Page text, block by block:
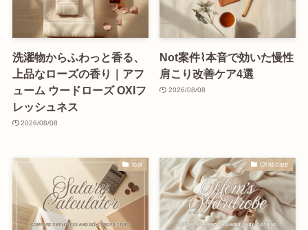
洗濯物からふわっと香る、
上品なローズの香り｜アフ
ューム ウードローズ OXIフ
レッシュネス
2026/08/08
Not案件⌇本音で効いた慢性
肩こり改善ケア4選
2026/08/08
tool Child care